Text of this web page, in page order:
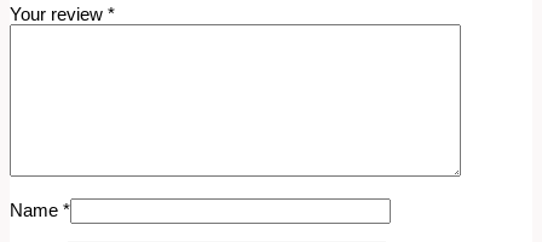
Your review *
Name *